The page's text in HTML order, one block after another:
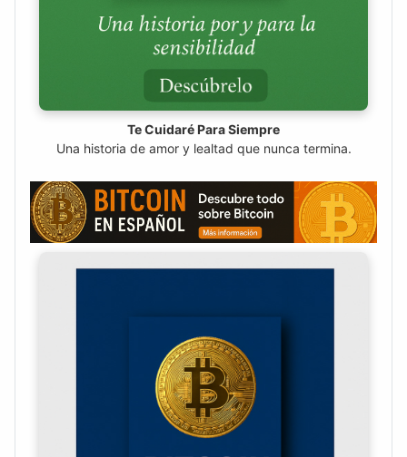
Te Cuidaré Para Siempre
Una historia de amor y lealtad que nunca termina.